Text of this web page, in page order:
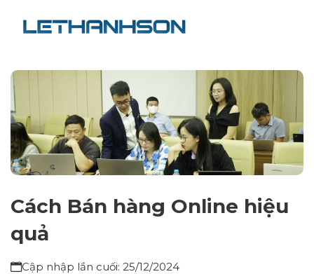
Cách Bán hàng Online hiệu
quả
Cập nhập lần cuối: 25/12/2024